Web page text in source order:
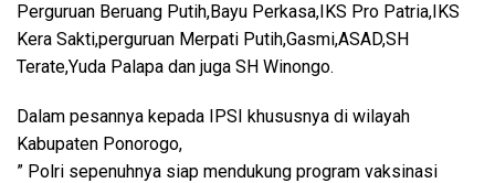
Perguruan Beruang Putih,Bayu Perkasa,IKS Pro Patria,IKS
Kera Sakti,perguruan Merpati Putih,Gasmi,ASAD,SH
Terate,Yuda Palapa dan juga SH Winongo.
Dalam pesannya kepada IPSI khususnya di wilayah
Kabupaten Ponorogo,
” Polri sepenuhnya siap mendukung program vaksinasi